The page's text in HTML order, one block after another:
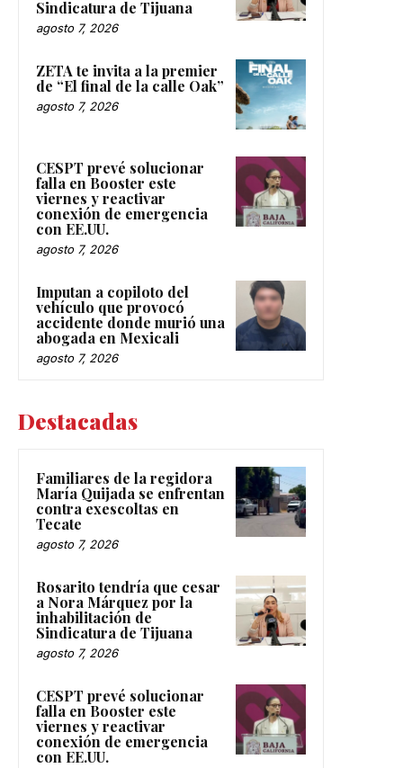
Sindicatura de Tijuana
agosto 7, 2026
ZETA te invita a la premier
de “El final de la calle Oak”
agosto 7, 2026
CESPT prevé solucionar
falla en Booster este
viernes y reactivar
conexión de emergencia
con EE.UU.
agosto 7, 2026
Imputan a copiloto del
vehículo que provocó
accidente donde murió una
abogada en Mexicali
agosto 7, 2026
Destacadas
Familiares de la regidora
María Quijada se enfrentan
contra exescoltas en
Tecate
agosto 7, 2026
Rosarito tendría que cesar
a Nora Márquez por la
inhabilitación de
Sindicatura de Tijuana
agosto 7, 2026
CESPT prevé solucionar
falla en Booster este
viernes y reactivar
conexión de emergencia
con EE.UU.